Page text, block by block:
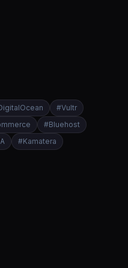
#Vultr
#Bluehost
#Kamatera